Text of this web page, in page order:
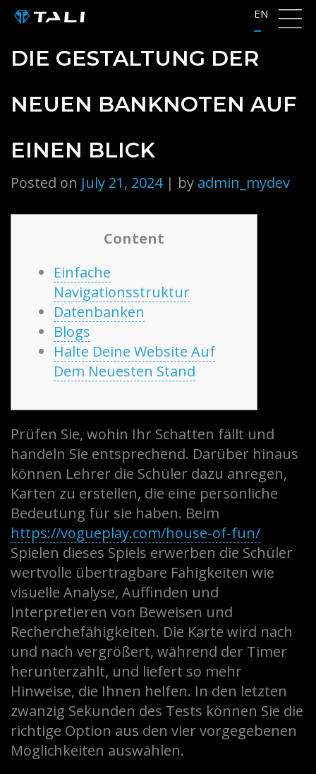
Skip
content
EN
DIE GESTALTUNG DER
NEUEN BANKNOTEN AUF
EINEN BLICK
Posted on July 21, 2024| by admin_mydev
Content
Einfache
Navigationsstruktur
Datenbanken
Blogs
Halte Deine Website Auf
Dem Neuesten Stand
Prüfen Sie, wohin Ihr Schatten fällt und
handeln Sie entsprechend. Darüber hinaus
können Lehrer die Schüler dazu anregen,
Karten zu erstellen, die eine persönliche
Bedeutung für sie haben. Beim
https://vogueplay.com/house-of-fun/
Spielen dieses Spiels erwerben die Schüler
wertvolle übertragbare Fähigkeiten wie
visuelle Analyse, Auffinden und
Interpretieren von Beweisen und
Recherchefähigkeiten. Die Karte wird nach
und nach vergrößert, während der Timer
herunterzählt, und liefert so mehr
Hinweise, die Ihnen helfen. In den letzten
zwanzig Sekunden des Tests können Sie die
richtige Option aus den vier vorgegebenen
Möglichkeiten auswählen.